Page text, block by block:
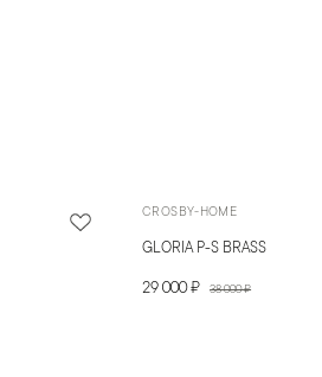
CROSBY-HOME
GLORIA P-S BRASS
29 000 ₽ 38 000 ₽